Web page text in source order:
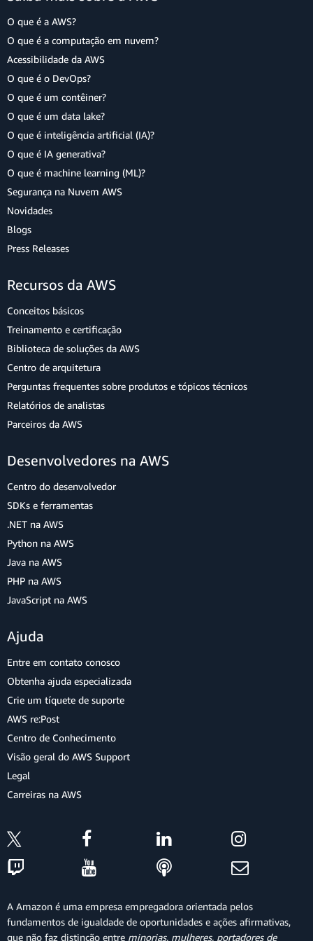
O que é a AWS?
O que é a computação em nuvem?
Acessibilidade da AWS
O que é o DevOps?
O que é um contêiner?
O que é um data lake?
O que é inteligência artificial (IA)?
O que é IA generativa?
O que é machine learning (ML)?
Segurança na Nuvem AWS
Novidades
Blogs
Press Releases
Recursos da AWS
Conceitos básicos
Treinamento e certificação
Biblioteca de soluções da AWS
Centro de arquitetura
Perguntas frequentes sobre produtos e tópicos técnicos
Relatórios de analistas
Parceiros da AWS
Desenvolvedores na AWS
Centro do desenvolvedor
SDKs e ferramentas
.NET na AWS
Python na AWS
Java na AWS
PHP na AWS
JavaScript na AWS
Ajuda
Entre em contato conosco
Obtenha ajuda especializada
Crie um tíquete de suporte
AWS re:Post
Centro de Conhecimento
Visão geral do AWS Support
Legal
Carreiras na AWS
A Amazon é uma empresa empregadora orientada pelos
fundamentos de igualdade de oportunidades e ações afirmativas,
que não faz distinção entre minorias, mulheres, portadores de